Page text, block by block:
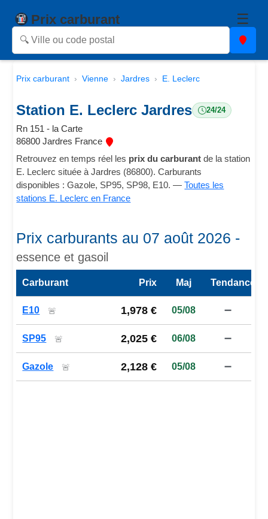
Prix carburant ☰
Prix carburant Vienne Jardres E. Leclerc
Station E. Leclerc Jardres 24/24
Rn 151 - la Carte
86800 Jardres France
Retrouvez en temps réel les prix du carburant de la station
E. Leclerc située à Jardres (86800). Carburants
disponibles : Gazole, SP95, SP98, E10. —Toutes les
stations E. Leclerc en France
Prix carburants au 07 août 2026 -
essence et gasoil
Carburant Prix Maj Tendance
E10 🚨 1,978 € 05/08 ➖
SP95 🚨 2,025 € 06/08 ➖
Gazole 🚨 2,128 € 05/08 ➖